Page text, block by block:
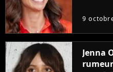
9
Jenna